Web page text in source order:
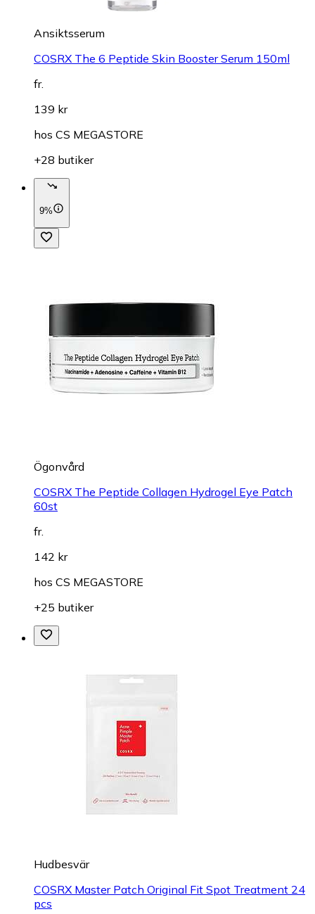
Ansiktsserum
COSRX The 6 Peptide Skin Booster Serum 150ml
fr.
139 kr
hos CS MEGASTORE
+28 butiker
9%
Ögonvård
COSRX The Peptide Collagen Hydrogel Eye Patch
60st
fr.
142 kr
hos CS MEGASTORE
+25 butiker
Hudbesvär
COSRX Master Patch Original Fit Spot Treatment 24
pcs